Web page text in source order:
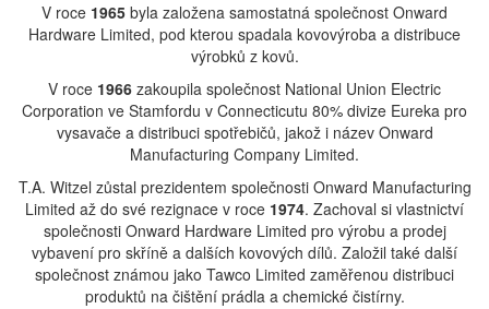
V roce 1965 byla založena samostatná společnost Onward
Hardware Limited, pod kterou spadala kovovýroba a distribuce
výrobků z kovů.
V roce 1966 zakoupila společnost National Union Electric
Corporation ve Stamfordu v Connecticutu 80% divize Eureka pro
vysavače a distribuci spotřebičů, jakož i název Onward
Manufacturing Company Limited.
T.A. Witzel zůstal prezidentem společnosti Onward Manufacturing
Limited až do své rezignace v roce 1974. Zachoval si vlastnictví
společnosti Onward Hardware Limited pro výrobu a prodej
vybavení pro skříně a dalších kovových dílů. Založil také další
společnost známou jako Tawco Limited zaměřenou distribuci
produktů na čištění prádla a chemické čistírny.